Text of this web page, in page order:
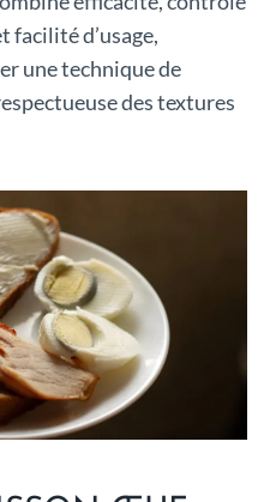
facilité d’usage,
une technique de
des textures